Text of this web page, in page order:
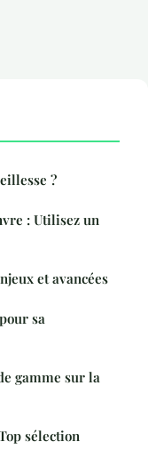
?
: Utilisez un
et avancées
sa
gamme sur la
sélection